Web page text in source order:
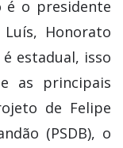
é o presidente
Honorato
estadual, isso
as principais
de Felipe
(PSDB), o